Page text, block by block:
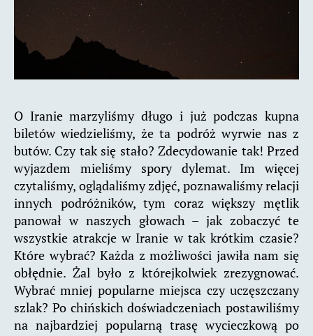
O Iranie marzyliśmy długo i już podczas kupna
biletów wiedzieliśmy, że ta podróż wyrwie nas z
butów. Czy tak się stało? Zdecydowanie tak! Przed
wyjazdem mieliśmy spory dylemat. Im więcej
czytaliśmy, oglądaliśmy zdjęć, poznawaliśmy relacji
innych podróżników, tym coraz większy mętlik
panował w naszych głowach – jak zobaczyć te
wszystkie atrakcje w Iranie w tak krótkim czasie?
Które wybrać? Każda z możliwości jawiła nam się
obłędnie. Żal było z którejkolwiek zrezygnować.
Wybrać mniej popularne miejsca czy uczęszczany
szlak? Po chińskich doświadczeniach postawiliśmy
na najbardziej popularną trasę wycieczkową po